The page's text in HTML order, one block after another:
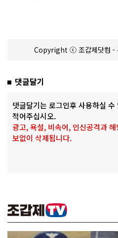
Copyright ⓒ 조갑제닷컴 -
댓글달기
댓글달기는 로그인후 사용하실
적어주십시오.
광고, 욕설, 비속어, 인신공격과
보없이 삭제됩니다.